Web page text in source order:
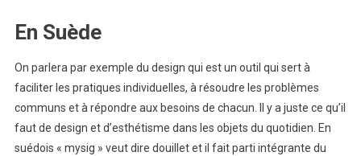
En Suède
On parlera par exemple du design qui est un outil qui sert à
faciliter les pratiques individuelles, à résoudre les problèmes
communs et à répondre aux besoins de chacun. Il y a juste ce qu’il
faut de design et d’esthétisme dans les objets du quotidien. En
suédois « mysig » veut dire douillet et il fait parti intégrante du